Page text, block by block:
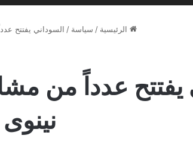
الرئيسية / سياسة / السوداني يفتتح
يفتتح عدداً من